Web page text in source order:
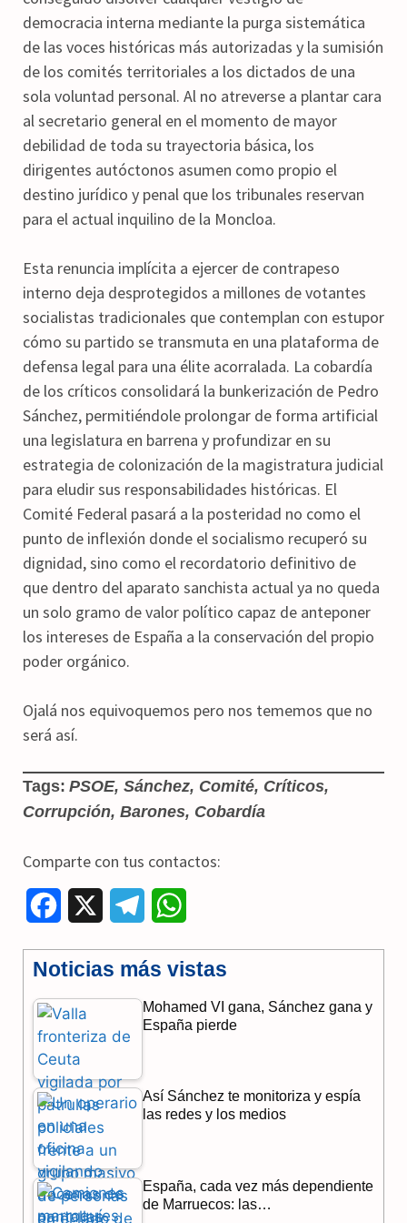
democracia interna mediante la purga sistemática
de las voces históricas más autorizadas y la sumisión
de los comités territoriales a los dictados de una
sola voluntad personal. Al no atreverse a plantar cara
al secretario general en el momento de mayor
debilidad de toda su trayectoria básica, los
dirigentes autóctonos asumen como propio el
destino jurídico y penal que los tribunales reservan
para el actual inquilino de la Moncloa.
Esta renuncia implícita a ejercer de contrapeso
interno deja desprotegidos a millones de votantes
socialistas tradicionales que contemplan con estupor
cómo su partido se transmuta en una plataforma de
defensa legal para una élite acorralada. La cobardía
de los críticos consolidará la bunkerización de Pedro
Sánchez, permitiéndole prolongar de forma artificial
una legislatura en barrena y profundizar en su
estrategia de colonización de la magistratura judicial
para eludir sus responsabilidades históricas. El
Comité Federal pasará a la posteridad no como el
punto de inflexión donde el socialismo recuperó su
dignidad, sino como el recordatorio definitivo de
que dentro del aparato sanchista actual ya no queda
un solo gramo de valor político capaz de anteponer
los intereses de España a la conservación del propio
poder orgánico.
Ojalá nos equivoquemos pero nos tememos que no
será así.
Tags: PSOE, Sánchez, Comité, Críticos,
Corrupción, Barones, Cobardía
Comparte con tus contactos:
c
e
b
o
o
k
l
e
a
a
t
p
Noticias más vistas
Mohamed VI gana, Sánchez gana y
España pierde
Así Sánchez te monitoriza y espía
las redes y los medios
España, cada vez más dependiente
de Marruecos: las…